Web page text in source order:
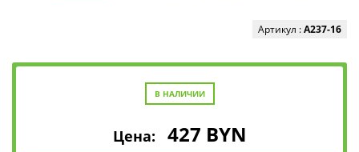
Артикул :A237-16
В НАЛИЧИИ
Цена: 427 BYN